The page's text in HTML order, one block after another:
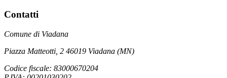
Contatti
Comune di Viadana
Piazza Matteotti, 2 46019 Viadana (MN)
Codice fiscale: 83000670204